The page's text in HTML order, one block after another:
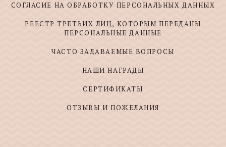
СОГЛАСИЕ НА ОБРАБОТКУ ПЕРСОНАЛЬНЫХ ДАННЫХ
РЕЕСТР ТРЕТЬИХ ЛИЦ, КОТОРЫМ ПЕРЕДАНЫ
ПЕРСОНАЛЬНЫЕ ДАННЫЕ
ЧАСТО ЗАДАВАЕМЫЕ ВОПРОСЫ
НАШИ НАГРАДЫ
СЕРТИФИКАТЫ
ОТЗЫВЫ И ПОЖЕЛАНИЯ